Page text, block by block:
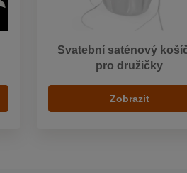
Svatební saténový
pro družičky
Zobrazit